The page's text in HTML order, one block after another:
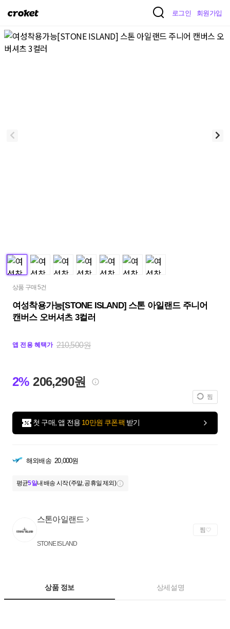
크
켓
로그인 회원가입
상품 구매 5건
여성착용가능[STONE ISLAND] 스톤 아일랜드 주니어
캔버스 오버셔츠 3컬러
앱 전용 혜택가 210,500원
2% 206,290원
찜
첫 구매, 앱 전용 10만원 쿠폰팩 받기
해외배송 20,000원
평균5일내 배송 시작 (주말, 공휴일 제외)
스톤아일랜드
STONE ISLAND
찜
상품 정보 상세설명